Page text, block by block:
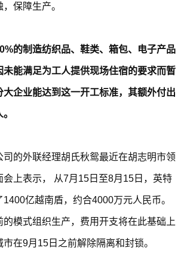
保障生产。
的制造纺织品、鞋类、箱包、电子产品
未能满足为工人提供现场住宿的要求而暂
大企业能达到这一开工标准，其额外付出
司的外联经理胡氏秋鸳最近在胡志明市领
会上表示， 从7月15日至8月15日，英特
亿越南盾，约合4000万元人民币。
的模式组织生产，费用开支将在此基础上
在9月15日之前解除隔离和封锁。